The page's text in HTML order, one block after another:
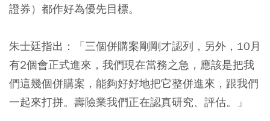
證券）都作好為優先目標。
朱士廷指出：「三個併購案剛剛才認列，另外，10月
有2個會正式進來，我們現在當務之急，應該是把我
們這幾個併購案，能夠好好地把它整併進來，跟我們
一起來打拼。壽險業我們正在認真研究、評估。」